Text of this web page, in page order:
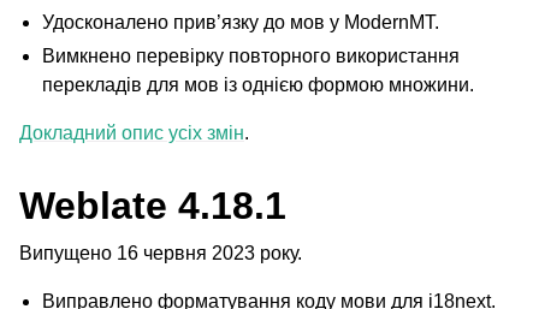
Удосконалено прив’язку до мов у ModernMT.
Вимкнено перевірку повторного використання
перекладів для мов із однією формою множини.
Докладний опис усіх змін.
Weblate 4.18.1
Випущено 16 червня 2023 року.
Виправлено форматування коду мови для i18next.